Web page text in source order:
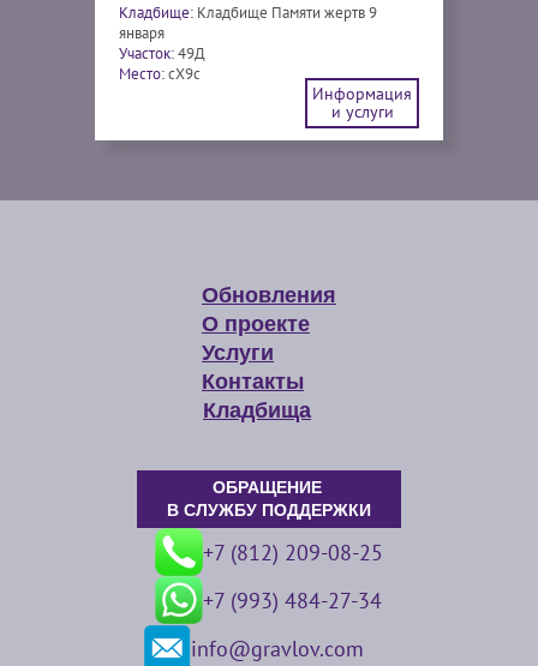
Кладбище: Кладбище Памяти жертв 9
января
Участок:49Д
Место:cX9c
Информация
и услуги
Обновления
О проекте
Услуги
Контакты
Кладбища
ОБРАЩЕНИЕ
В СЛУЖБУ ПОДДЕРЖКИ
+7 (812) 209-08-25
+7 (993) 484-27-34
info@gravlov.com